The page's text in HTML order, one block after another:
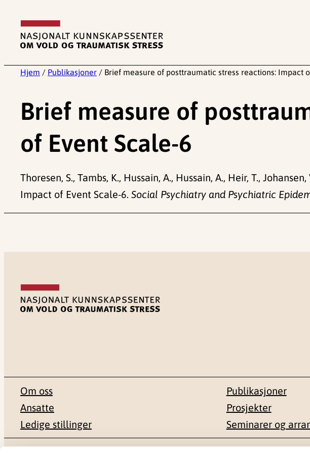
innhold
Hjem / Publikasjoner / Brief measure of posttraumatic stress reactions: Impact
Brief measure of
of Event Scale-6
Thoresen, S., Tambs, K., Hussain, A., Hussain, A., Heir, T.,
Impact of Event Scale-6. Social Psychiatry and Psychiatric
Om oss
Ansatte
Ledige stillinger
Publikasjoner
Prosjekter
Seminarer og